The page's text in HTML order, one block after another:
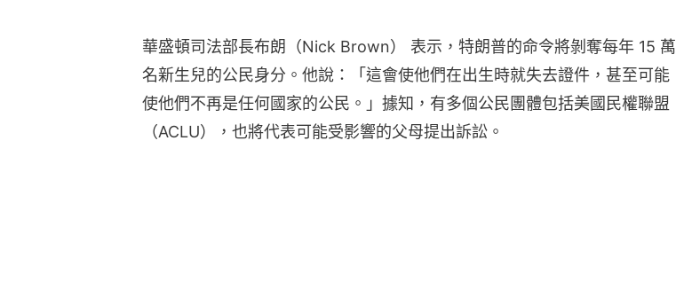
華盛頓司法部長布朗（Nick Brown） 表示，特朗普的命令將剝奪每年 15 萬
名新生兒的公民身分。他說：「這會使他們在出生時就失去證件，甚至可能
使他們不再是任何國家的公民。」據知，有多個公民團體包括美國民權聯盟
（ACLU），也將代表可能受影響的父母提出訴訟。